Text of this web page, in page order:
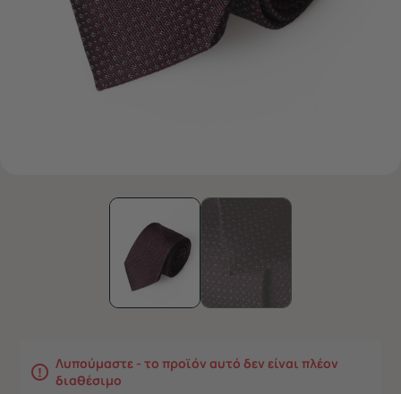
Λυπούμαστε - το προϊόν αυτό δεν είναι πλέον
διαθέσιμο